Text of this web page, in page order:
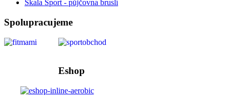
Skala Sport - půjčovna bruslí
Spolupracujeme
Eshop